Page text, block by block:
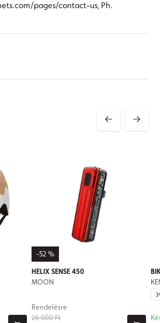
pages/contact-us, Ph.
-52 %
HELIX SENSE 450
MOON
26 000 Ft
Rendelésre